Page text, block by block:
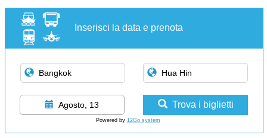
Inserisci la data e prenota
Agosto, 13 Trova i biglietti
Powered by 12Go system